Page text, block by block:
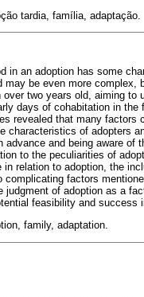
tardia, família, adaptação.
in an adoption has some
may be even more
over two years old, aiming
days of cohabitation in
revealed that many
characteristics of adopters
advance and being aware of
to the peculiarities of
relation to adoption, the
complicating factors
judgment of adoption as a
feasibility and success
family, adaptation.